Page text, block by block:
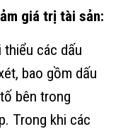
giá trị tài sản:
thiểu các dấu
bao gồm dấu
bên trong
Trong khi các